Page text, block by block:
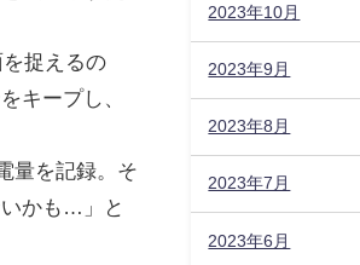
捉えるの
キープし、
量を記録。そ
いかも…」と
2023年10月
2023年9月
2023年8月
2023年7月
2023年6月